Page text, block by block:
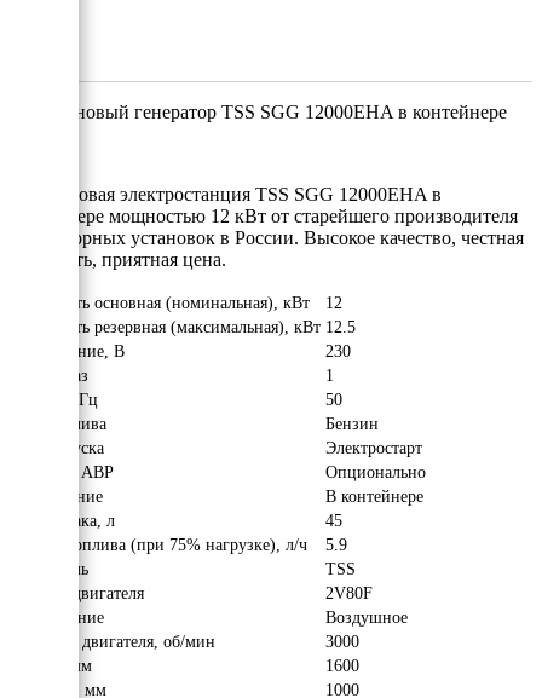
Бнзиновый генератор TSS SGG 12000EHA в контейнере
Бкензиновая электростанция TSS SGG 12000EHA в
контейнере мощностью 12 кВт от старейшего производителя
генераторных установок в России. Высокое качество, честная
мощность, приятная цена.
Мощность основная (номинальная), кВт
12
Мощность резервная (максимальная), кВт 12.5
Напряжение, В
230
Число фаз
1
Частота, Гц
50
Вид топлива
Бензин
Тип запуска
Электростарт
Наличие АВР
Опционально
Исполнение
В контейнере
Объём бака, л
45
Расход топлива (при 75% нагрузке), л/ч
5.9
Двигатель
TSS
Модель двигателя
2V80F
Охлаждение
Воздушное
Обороты двигателя, об/мин
3000
Длина, мм
1600
Ширина, мм
1000